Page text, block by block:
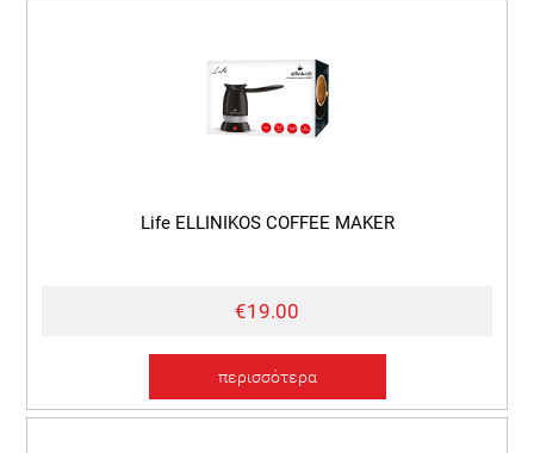
Life ELLINIKOS COFFEE MAKER
€19.00
περισσότερα